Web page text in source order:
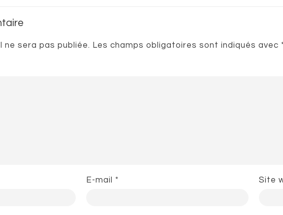
sera pas publiée. Les champs obligatoires sont indiqués avec
E-mail * Site